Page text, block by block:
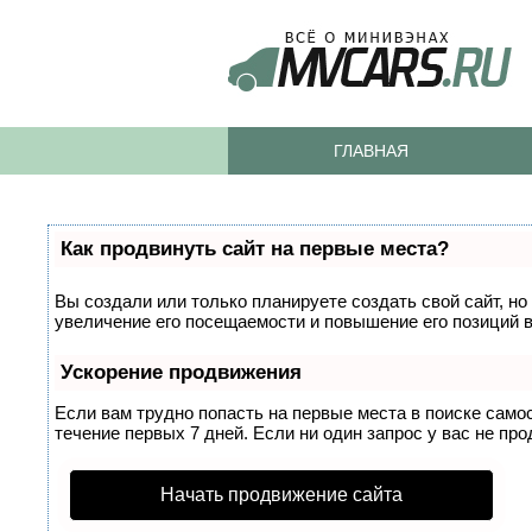
ГЛАВНАЯ
Как продвинуть сайт на первые места?
Вы создали или только планируете создать свой сайт,
увеличение его посещаемости и повышение его позиций
Ускорение продвижения
Если вам трудно попасть на первые места в поиске
течение первых 7 дней. Если ни один запрос у вас не
Начать продвижение сайта